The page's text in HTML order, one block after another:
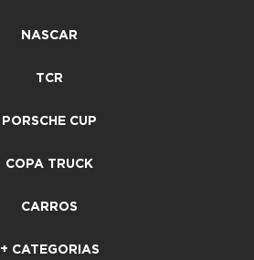
NASCAR
TCR
PORSCHE CUP
COPA TRUCK
CARROS
+ CATEGORIAS